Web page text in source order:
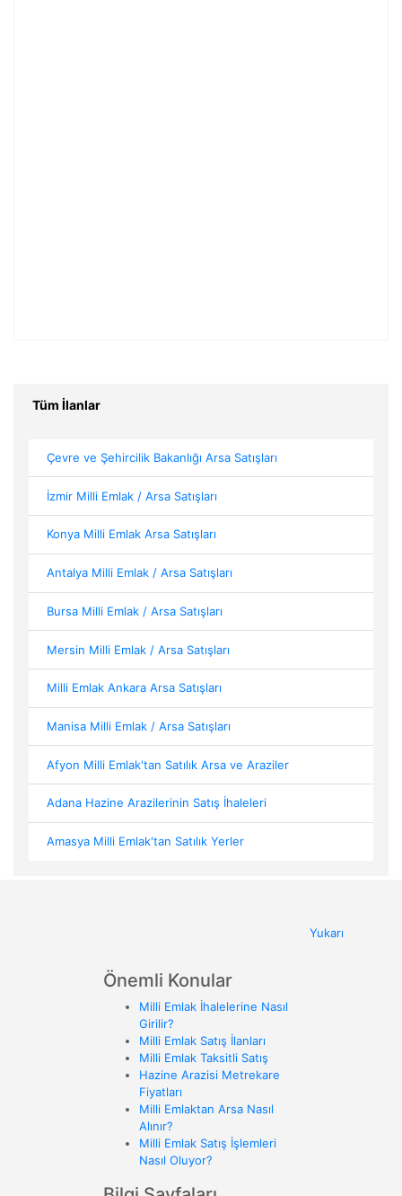
Tüm İlanlar
Çevre ve Şehircilik Bakanlığı Arsa Satışları
İzmir Milli Emlak / Arsa Satışları
Konya Milli Emlak Arsa Satışları
Antalya Milli Emlak / Arsa Satışları
Bursa Milli Emlak / Arsa Satışları
Mersin Milli Emlak / Arsa Satışları
Milli Emlak Ankara Arsa Satışları
Manisa Milli Emlak / Arsa Satışları
Afyon Milli Emlak'tan Satılık Arsa ve Araziler
Adana Hazine Arazilerinin Satış İhaleleri
Amasya Milli Emlak'tan Satılık Yerler
Yukarı
Önemli Konular
Milli Emlak İhalelerine Nasıl
Girilir?
Milli Emlak Satış İlanları
Milli Emlak Taksitli Satış
Hazine Arazisi Metrekare
Fiyatları
Milli Emlaktan Arsa Nasıl
Alınır?
Milli Emlak Satış İşlemleri
Nasıl Oluyor?